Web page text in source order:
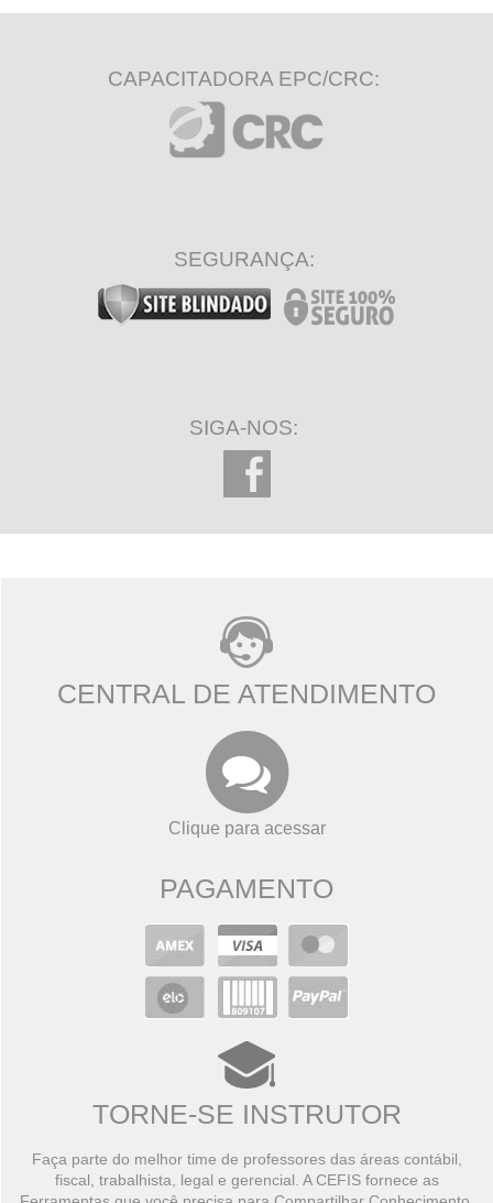
CAPACITADORA EPC/CRC:
SEGURANÇA:
SIGA-NOS:
CENTRAL DE ATENDIMENTO
Clique para acessar
PAGAMENTO
TORNE-SE INSTRUTOR
Faça parte do melhor time de professores das áreas contábil,
fiscal, trabalhista, legal e gerencial. A CEFIS fornece as